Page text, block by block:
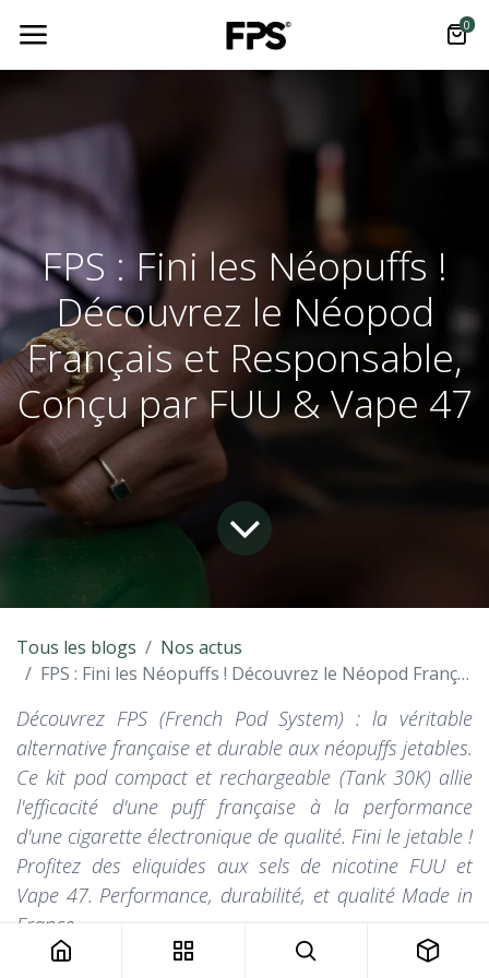
0
FPS : Fini les Néopuffs !
Découvrez le Néopod
Français et Responsable,
Conçu par FUU & Vape 47
Tous les blogs
Nos actus
FPS : Fini les Néopuffs ! Découvrez le Néopod Français et Responsable, Conçu par FUU & Vape 47
Découvrez FPS (French Pod System) : la véritable
alternative française et durable aux néopuffs jetables.
Ce kit pod compact et rechargeable (Tank 30K) allie
l'efficacité d'une puff française à la performance
d'une cigarette électronique de qualité. Fini le jetable !
Profitez des eliquides aux sels de nicotine FUU et
Vape 47. Performance, durabilité, et qualité Made in
France.